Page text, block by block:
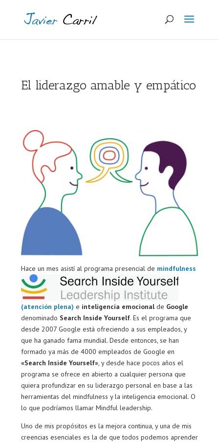
El liderazgo amable y empático
Hace un mes asistí al programa presencial de mindfulness
(atención plena) e inteligencia emocionalde Google
denominado Search Inside Yourself. Es el programa que
desde 2007 Google está ofreciendo a sus empleados, y
que ha ganado fama mundial. Desde entonces, se han
formado ya más de 4000 empleados de Google en
«Search Inside Yourself», y desde hace pocos años el
programa se ofrece en abierto a cualquier persona que
quiera profundizar en su liderazgo personal en base a las
herramientas del mindfulness y la inteligencia emocional. O
lo que podríamos llamar Mindful leadership.
Uno de mis propósitos es la mejora continua, y una de mis
creencias esenciales es la de que todos podemos aprender